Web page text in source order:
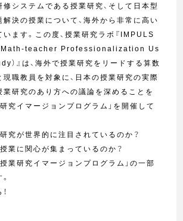
修システムである授業研究、そして日本型
決の授業について、海外から非常に高い
ます。この度、授業研究ラボ『IMPULS
Math-teacher Professionalization Us
』は、海外で授業研究をリードする算数
職教員を対象に、日本の授業研究の実際
業研究のあり方への議論を深めることを
究イマージョンプログラム」を開催して
究が世界的に注目されているのか？
業に関心が集まっているのか？
業研究イマージョンプログラム」の一部